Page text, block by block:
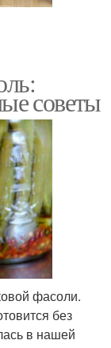
советы
фасоли.
без
в нашей